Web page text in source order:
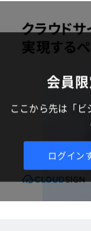
会員
ここから先は「ビ
ログイン